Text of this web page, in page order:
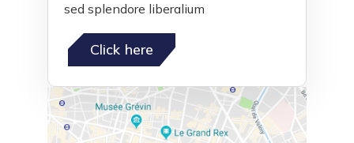
sed splendore liberalium
Click here